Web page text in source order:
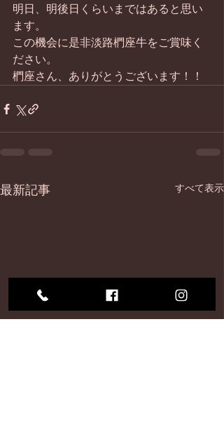
明日、明後日くらいまではあると思い
ます。
この機会に是非淡路椚座牛をご賞味く
ださい。
椚座さん、ありがとうございます！！
最新記事 すべて表示